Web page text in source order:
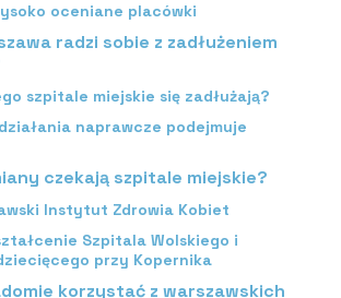
oceniane placówki
radzi sobie z zadłużeniem
szpitale miejskie się zadłużają?
naprawcze podejmuje
czekają szpitale miejskie?
Instytut Zdrowia Kobiet
Szpitala Wolskiego i
przy Kopernika
korzystać z warszawskich